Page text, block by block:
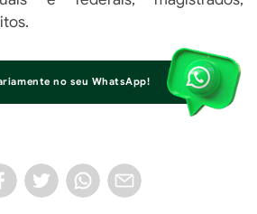
no seu WhatsApp!